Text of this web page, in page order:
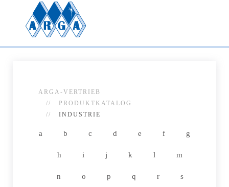
ARGA-VERTRIEB
PRODUKTKATALOG
INDUSTRIE
a b c d e f g
h i j k l m
n o p q r s